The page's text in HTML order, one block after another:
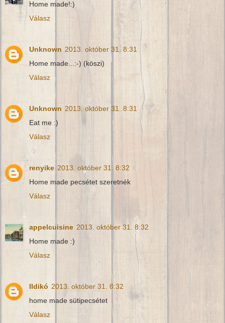
Home made!:)
Válasz
Unknown 2013. október 31. 8:31
Home made...:-) (köszi)
Válasz
Unknown 2013. október 31. 8:31
Eat me :)
Válasz
renyike 2013. október 31. 8:32
Home made pecsétet szeretnék
Válasz
appelcuisine 2013. október 31. 8:32
Home made :)
Válasz
Ildikó 2013. október 31. 8:32
home made sütipecsétet
Válasz